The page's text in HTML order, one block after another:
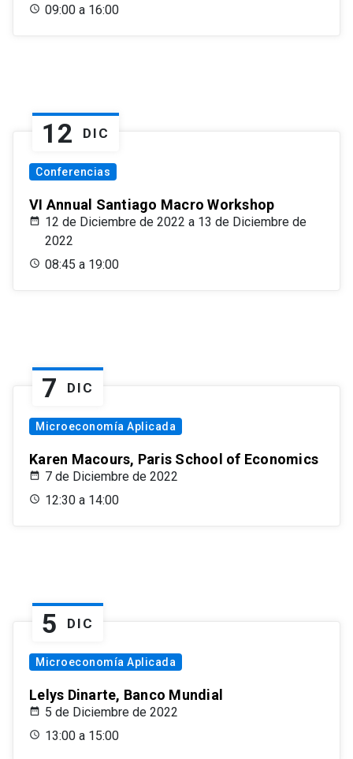
09:00 a 16:00
12 DIC
Conferencias
VI Annual Santiago Macro Workshop
12 de Diciembre de 2022 a 13 de Diciembre de
2022
08:45 a 19:00
7 DIC
Microeconomía Aplicada
Karen Macours, Paris School of Economics
7 de Diciembre de 2022
12:30 a 14:00
5 DIC
Microeconomía Aplicada
Lelys Dinarte, Banco Mundial
5 de Diciembre de 2022
13:00 a 15:00